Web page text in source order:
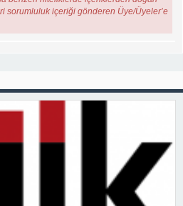
sorumluluk içeriği gönderen Üye/Üyeler’e